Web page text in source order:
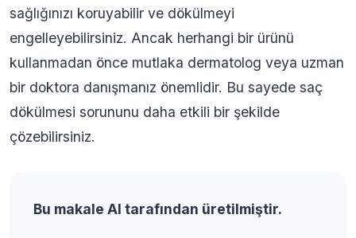
sağlığınızı koruyabilir ve dökülmeyi
engelleyebilirsiniz. Ancak herhangi bir ürünü
kullanmadan önce mutlaka dermatolog veya uzman
bir doktora danışmanız önemlidir. Bu sayede saç
dökülmesi sorununu daha etkili bir şekilde
çözebilirsiniz.
Bu makale AI tarafından üretilmiştir.